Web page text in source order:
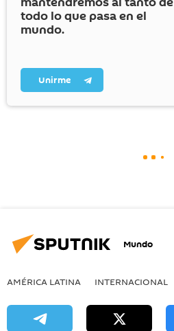
todo lo que pasa en el
mundo.
Unirme
Mundo
AMÉRICA LATINA INTERNACIONAL